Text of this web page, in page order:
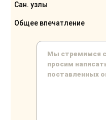
Сан. узлы
Общее впечатление